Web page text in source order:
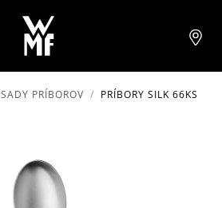
SADY PRÍBOROV PRÍBORY SILK 66KS